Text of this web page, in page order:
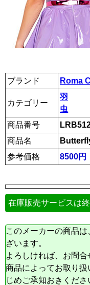
ブランド Roma
カテゴリー
羽
虫
商品番号
商品名
参考価格
8500円
在庫販売サービスは
このメーカーの商品
ざいます。
よろしければ、お問合
商品によってお取り
じめご承知おきくださ